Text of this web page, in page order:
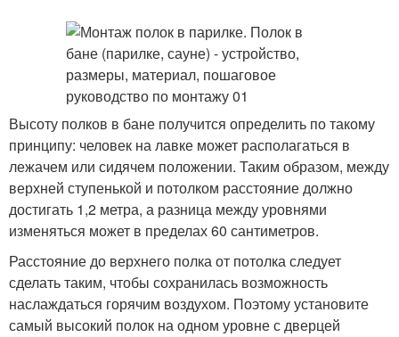
Высоту полков в бане получится определить по такому
принципу: человек на лавке может располагаться в
лежачем или сидячем положении. Таким образом, между
верхней ступенькой и потолком расстояние должно
достигать 1,2 метра, а разница между уровнями
изменяться может в пределах 60 сантиметров.
Расстояние до верхнего полка от потолка следует
сделать таким, чтобы сохранилась возможность
наслаждаться горячим воздухом. Поэтому установите
самый высокий полок на одном уровне с дверцей